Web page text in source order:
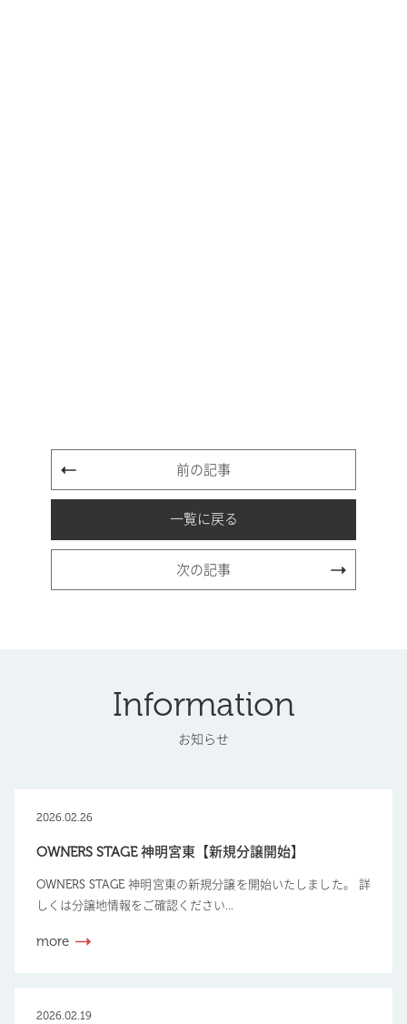
前の記事
一覧に戻る
次の記事
Information
お知らせ
2026.02.26
OWNERS STAGE 神明宮東【新規分譲開始】
OWNERS STAGE 神明宮東の新規分譲を開始いたしました。 詳
しくは分譲地情報をご確認ください...
more
2026.02.19